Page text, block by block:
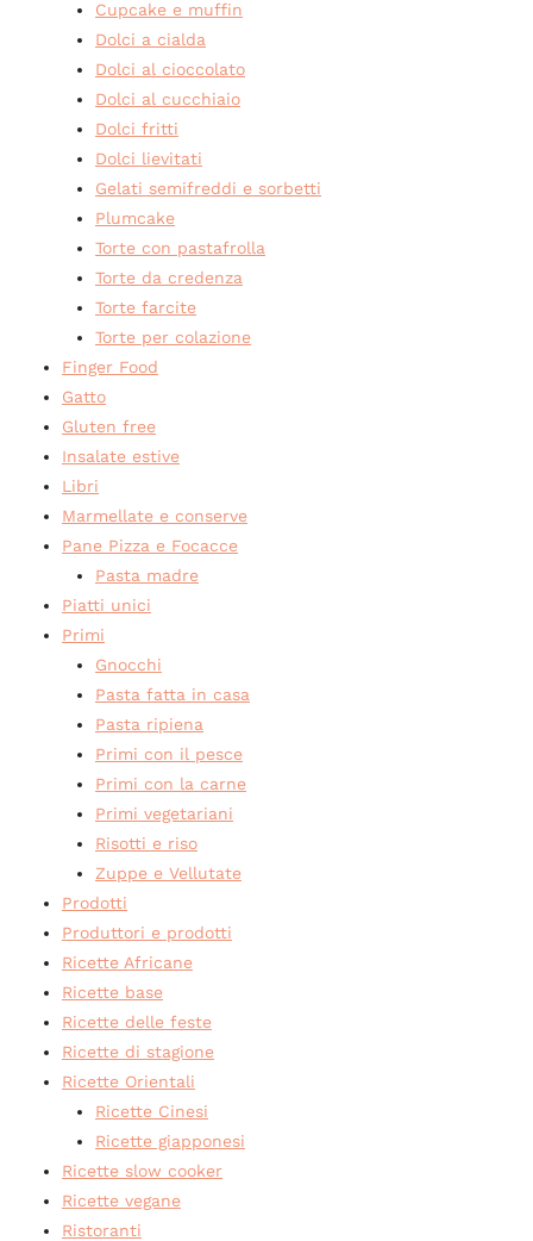
Cupcake e muffin
Dolci a cialda
Dolci al cioccolato
Dolci al cucchiaio
Dolci fritti
Dolci lievitati
Gelati semifreddi e sorbetti
Plumcake
Torte con pastafrolla
Torte da credenza
Torte farcite
Torte per colazione
Finger Food
Gatto
Gluten free
Insalate estive
Libri
Marmellate e conserve
Pane Pizza e Focacce
Pasta madre
Piatti unici
Primi
Gnocchi
Pasta fatta in casa
Pasta ripiena
Primi con il pesce
Primi con la carne
Primi vegetariani
Risotti e riso
Zuppe e Vellutate
Prodotti
Produttori e prodotti
Ricette Africane
Ricette base
Ricette delle feste
Ricette di stagione
Ricette Orientali
Ricette Cinesi
Ricette giapponesi
Ricette slow cooker
Ricette vegane
Ristoranti